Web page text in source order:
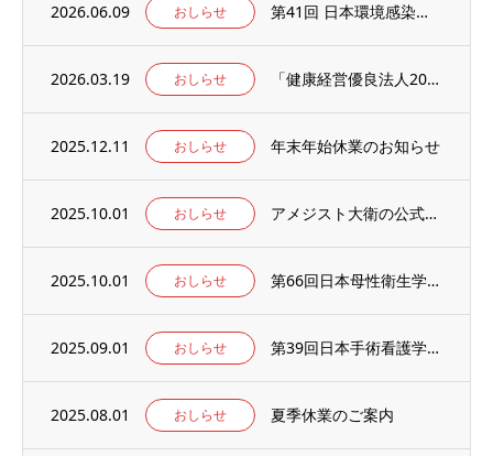
2026.06.09 おしらせ 第41回 日本環境感染学会総会・学術集会の併設展示ブースに出展いたします。
2026.03.19 おしらせ 「健康経営優良法人2026」の認定を取得しました。
2025.12.11 おしらせ 年末年始休業のお知らせ
2025.10.01 おしらせ アメジスト大衛の公式WEBサイト【アメジストAmazonブランドサイト】がオープン！
2025.10.01 おしらせ 第66回日本母性衛生学会学術集会の併設出展ブースに出展のお知らせ
2025.09.01 おしらせ 第39回日本手術看護学会年次大会の併設出展ブースに出展のお知らせ
2025.08.01 おしらせ 夏季休業のご案内